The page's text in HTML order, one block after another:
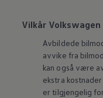
Vilkår Volkswagen
Avbildede
avvike fra
kan også være
ekstra
er tilgjengelig